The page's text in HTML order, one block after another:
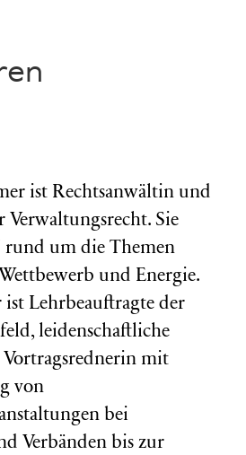
ist Rechtsanwältin und
Verwaltungsrecht. Sie
um die Themen
und Energie.
ist Lehrbeauftragte der
leidenschaftliche
Vortragsrednerin mit
von
bei
Verbänden bis zur